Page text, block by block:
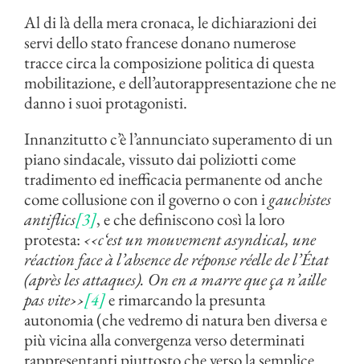
Al di là della mera cronaca, le dichiarazioni dei
servi dello stato francese donano numerose
tracce circa la composizione politica di questa
mobilitazione, e dell’autorappresentazione che ne
danno i suoi protagonisti.
Innanzitutto c’è l’annunciato superamento di un
piano sindacale, vissuto dai poliziotti come
tradimento ed inefficacia permanente od anche
come collusione con il governo o con igauchistes
antiflics[3], e che definiscono così la loro
protesta: ‹‹c‘est un mouvement asyndical, une
réaction face à l’absence de réponse réelle de l’État
(après les attaques). On en a marre que ça n’aille
pas vite››[4]e rimarcando la presunta
autonomia (che vedremo di natura ben diversa e
più vicina alla convergenza verso determinati
rappresentanti piuttosto che verso la semplice